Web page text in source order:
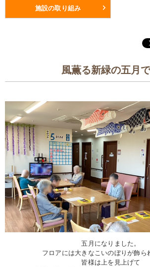
施設の取り組み
風薫る新緑の五月
五月になりました。
フロアには大きなこいのぼりが飾ら
皆様は上を見上げて